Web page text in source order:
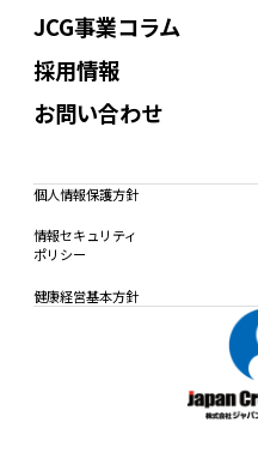
JCG事業コラム
採用情報
お問い合わせ
個人情報保護方針
情報セキュリティ
ポリシー
健康経営基本方針